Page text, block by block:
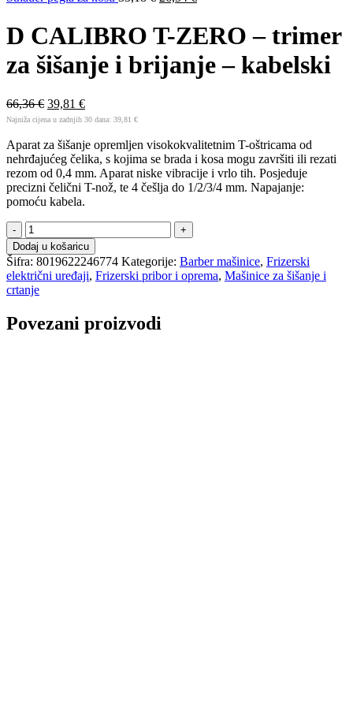
D CALIBRO T-ZERO – trimer
za šišanje i brijanje – kabelski
66,36€ 39,81 €
Najniža cijena u zadnjih 30 dana: 39,81 €
Aparat za šišanje opremljen visokokvalitetnim T-oštricama od
nehrđajućeg čelika, s kojima se brada i kosa mogu završiti ili rezati
rezom od 0,4 mm. Aparat niske vibracije i vrlo tih. Posjeduje
precizni čelični T-nož, te 4 češlja do 1/2/3/4 mm. Napajanje:
pomoću kabela.
D
CALIBRO
T-
ZERO
-
trimer
šišanje
Dodaj u košaricu
Šifra: 8019622246774 Kategorije: Barber mašinice, Frizerski
električni uređaji, Frizerski pribor i oprema, Mašinice za šišanje i
crtanje
Povezani proizvodi